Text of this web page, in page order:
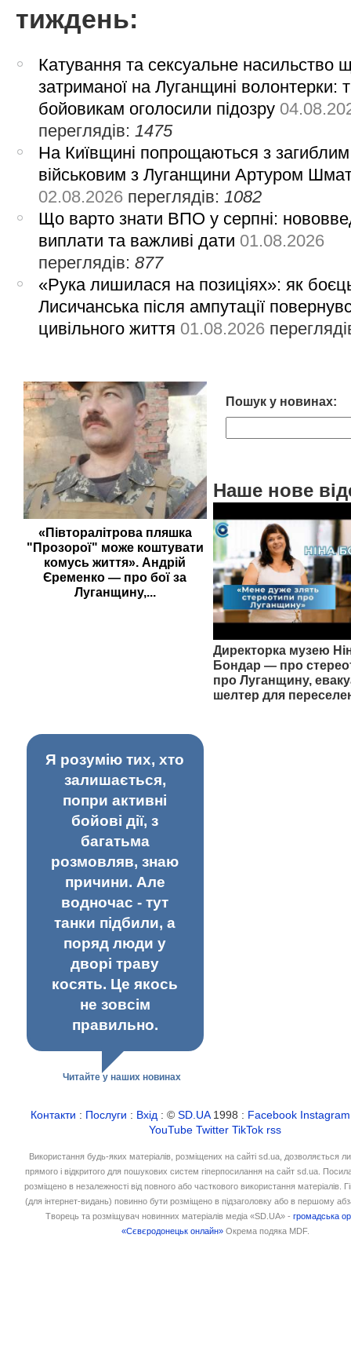
тиждень:
Катування та сексуальне насильство
затриманої на Луганщині волонтерки:
бойовикам оголосили підозру
переглядів: 1475
На Київщині попрощаються з загиблим
військовим з Луганщини Артуром
02.08.2026 переглядів: 1082
Що варто знати ВПО у серпні:
виплати та важливі дати 01.08.2026
переглядів:877
«Рука лишилася на позиціях»: як
Лисичанська після ампутації
цивільного життя 01.08.2026
«Півторалітрова пляшка
"Прозорої" може коштувати
комусь життя». Андрій
Єременко — про бої за
Луганщину,...
Пошук у новинах:
Наше нове
Директорка музею
Бондар — про
про Луганщину,
шелтер для
Я розумію тих, хто
залишається,
попри активні
бойові дії, з
багатьма
розмовляв, знаю
причини. Але
водночас - тут
танки підбили, а
поряд люди у
дворі траву
косять. Це якось
не зовсім
правильно.
Читайте у наших новинах
Контакти : Послуги : Вхід : ©SD.UA1998 : Facebook Instagram
YouTube Twitter TikTok rss
Використання будь-яких матеріалів, розміщених на сайті sd.ua, дозволяється
прямого і відкритого для пошукових систем гіперпосилання на сайт sd.ua.
розміщено в незалежності від повного або часткового використання матеріалів.
(для інтернет-видань) повинно бути розміщено в підзаголовку або в першому
Творець та розміщувач новинних матеріалів медіа «SD.UA» -громадська
«Сєвєродонецьк онлайн» Окрема подяка MDF.